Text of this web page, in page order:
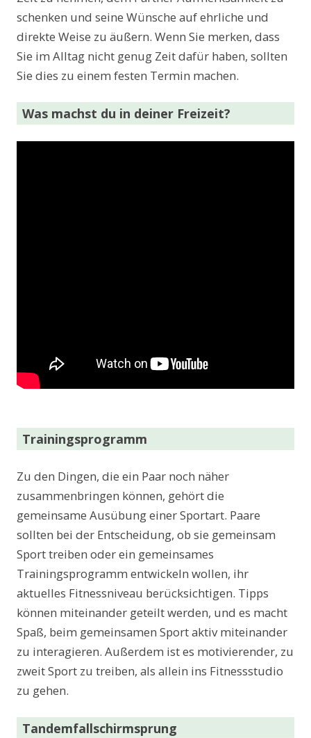
schenken und seine Wünsche auf ehrliche und
direkte Weise zu äußern. Wenn Sie merken, dass
Sie im Alltag nicht genug Zeit dafür haben, sollten
Sie dies zu einem festen Termin machen.
Was machst du in deiner Freizeit?
Trainingsprogramm
Zu den Dingen, die ein Paar noch näher
zusammenbringen können, gehört die
gemeinsame Ausübung einer Sportart. Paare
sollten bei der Entscheidung, ob sie gemeinsam
Sport treiben oder ein gemeinsames
Trainingsprogramm entwickeln wollen, ihr
aktuelles Fitnessniveau berücksichtigen. Tipps
können miteinander geteilt werden, und es macht
Spaß, beim gemeinsamen Sport aktiv miteinander
zu interagieren. Außerdem ist es motivierender, zu
zweit Sport zu treiben, als allein ins Fitnessstudio
zu gehen.
Tandemfallschirmsprung